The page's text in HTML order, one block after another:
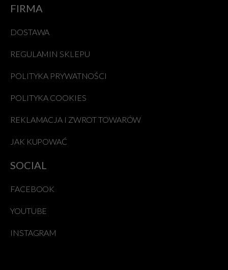
FIRMA
DOSTAWA
REGULAMIN SKLEPU
POLITYKA PRYWATNOŚCI
POLITYKA COOKIES
REKLAMACJA I ZWROT TOWARÓW
JAK KUPOWAĆ
SOCIAL
FACEBOOK
YOUTUBE
INSTAGRAM